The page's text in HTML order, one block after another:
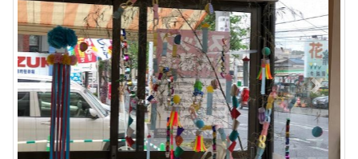
Previous Next